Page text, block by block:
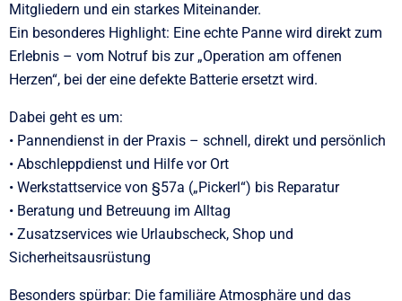
Mitgliedern und ein starkes Miteinander.
Ein besonderes Highlight: Eine echte Panne wird direkt zum
Erlebnis – vom Notruf bis zur „Operation am offenen
Herzen“, bei der eine defekte Batterie ersetzt wird.
Dabei geht es um:
• Pannendienst in der Praxis – schnell, direkt und persönlich
• Abschleppdienst und Hilfe vor Ort
• Werkstattservice von §57a („Pickerl“) bis Reparatur
• Beratung und Betreuung im Alltag
• Zusatzservices wie Urlaubscheck, Shop und
Sicherheitsausrüstung
Besonders spürbar: Die familiäre Atmosphäre und das